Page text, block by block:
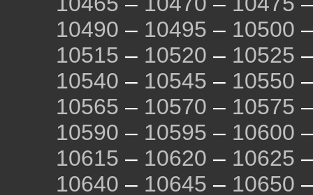
10490 – 10495 – 10500
10515 – 10520 – 10525
10540 – 10545 – 10550
10565 – 10570 – 10575
10590 – 10595 – 10600
10615 – 10620 – 10625
10640 – 10645 – 10650